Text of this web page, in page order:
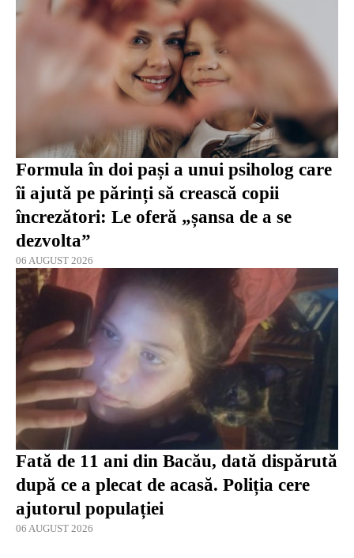
Formula în doi pași a unui psiholog care
îi ajută pe părinți să crească copii
încrezători: Le oferă „șansa de a se
dezvolta”
06 AUGUST 2026
Fată de 11 ani din Bacău, dată dispărută
după ce a plecat de acasă. Poliția cere
ajutorul populației
06 AUGUST 2026